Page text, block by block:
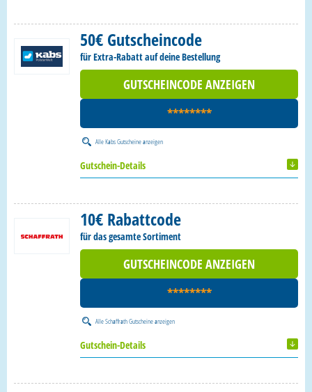
50€ Gutscheincode
für Extra-Rabatt auf deine Bestellung
GUTSCHEINCODE ANZEIGEN
********
AlleKabs Gutscheineanzeigen
Gutschein-Details
10€ Rabattcode
für das gesamte Sortiment
GUTSCHEINCODE ANZEIGEN
********
AlleSchaffrath Gutscheineanzeigen
Gutschein-Details